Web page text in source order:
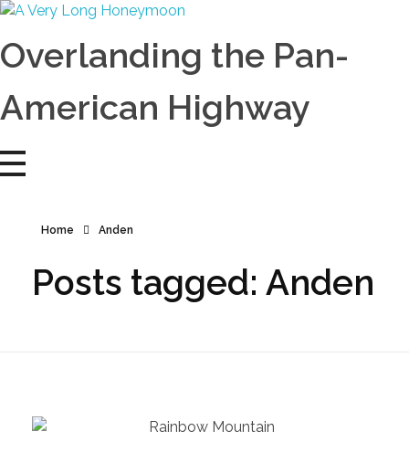
Overlanding the Pan-
American Highway
Home Anden
Posts tagged: Anden